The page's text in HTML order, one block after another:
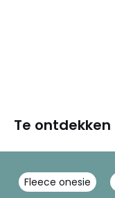
Te ontdekken
Fleece onesie